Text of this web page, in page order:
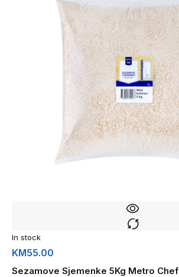
In stock
KM55.00
Sezamove Sjemenke 5Kg Metro Chef